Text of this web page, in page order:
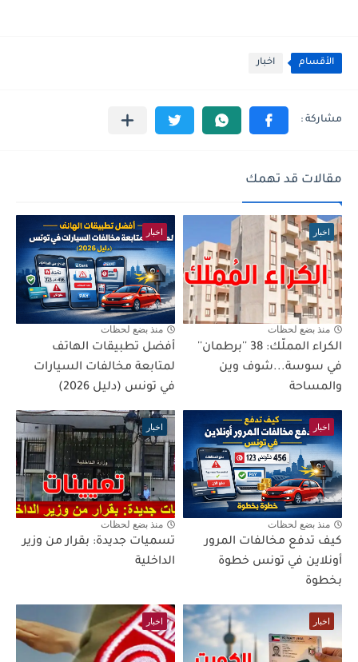
الأقسام اخبار
مقالات قد تهمك
اخبار
منذ بضع لحظات
الكراء المملّك: 38 ''برطمان''
في سوسة...شوف وين
والمساحة
اخبار
منذ بضع لحظات
أفضل تطبيقات الهاتف
لمتابعة مخالفات السيارات
في تونس (دليل 2026)
اخبار
منذ بضع لحظات
كيف تدفع مخالفات المرور
أونلاين في تونس خطوة
بخطوة
اخبار
منذ بضع لحظات
تسميات جديدة: بقرار من وزير
الداخلية
اخبار اخبار